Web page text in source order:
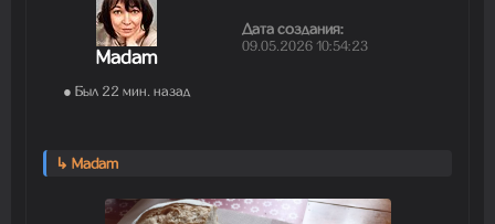
Madam
● Был 22 мин. назад
Дата создания:
09.05.2026 10:54:23
↳ Madam